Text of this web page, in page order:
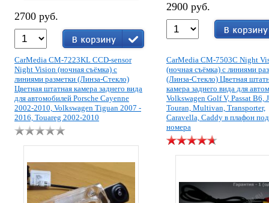
2700 руб.
2900 руб.
CarMedia CM-7223KL CCD-sensor
Night Vision (ночная съёмка) с
линиями разметки (Линза-Стекло)
Цветная штатная камера заднего вида
для автомобилей Porsche Cayenne
2002-2010, Volkswagen Tiguan 2007 -
2016, Touareg 2002-2010
CarMedia CM-7503C Night
(ночная съёмка) с линиями
(Линза-Стекло) Цветная
камера заднего вида для
Volkswagen Golf V, Passat B6,
Touran, Multivan, Transporter,
Caravella, Caddy в плафон
номера